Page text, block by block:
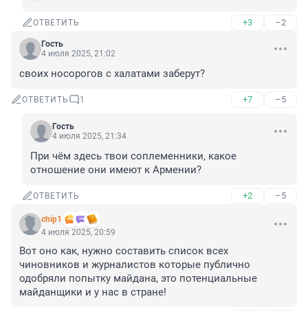
ОТВЕТИТЬ +3 –2
Гость
4 июля 2025, 21:02
своих носорогов с халатами заберут?
ОТВЕТИТЬ 1 +7 –5
Гость
4 июля 2025, 21:34
При чём здесь твои соплеменники, какое
отношение они имеют к Армении?
ОТВЕТИТЬ +2 –5
chip1
4 июля 2025, 20:59
Вот оно как, нужно составить список всех
чиновников и журналистов которые публично
одобряли попытку майдана, это потенциальные
майданщики и у нас в стране!